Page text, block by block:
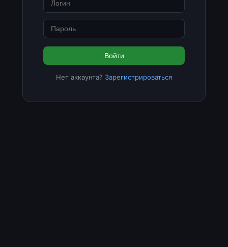
Войти
Нет аккаунта? Зарегистрироваться